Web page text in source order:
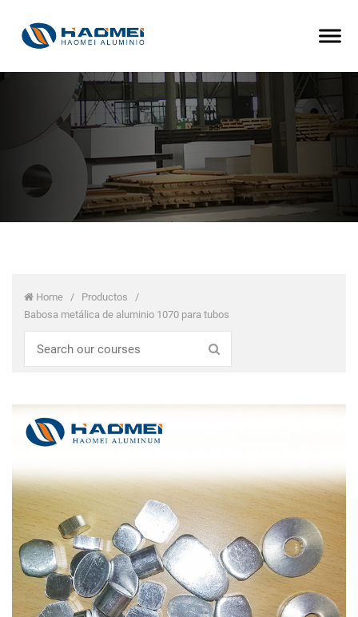
Home / Productos
/
Babosa metálica de aluminio 1070 para tubos